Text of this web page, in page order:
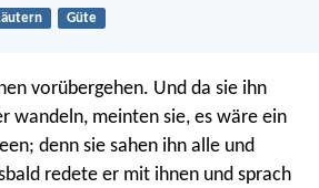
Güte
vorübergehen. Und da sie ihn
wandeln, meinten sie, es wäre ein
denn sie sahen ihn alle und
redete er mit ihnen und sprach